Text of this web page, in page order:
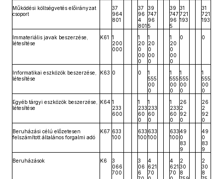
Működési költségvetés előirányzat
csoport
37
964
801
37
96
4
801
39
747
96
5
39
747
96
5
31
721
193
31
721
193
Immateriális javak beszerzése,
létesítése
K61 1
200
000
1
20
0
00
0
1
20
0
00
0
1
20
0
00
0
0 0
Informatikai eszközök beszerzése,
létesítése
K63 0 0
1
555
00
0
1
555
00
0
1
555
00
0
1
555
00
0
Egyéb tárgyi eszközök beszerzése,
létesítése
K64 1
233
600
1
233
60
0
1
233
60
0
1
233
60
0
26
2
92
0
26
2
92
0
Beruházási célú előzetesen
felszámított általános forgalmi adó
K67 633
100
633
100
633
100
633
100
49
0
83
9
49
0
83
9
Beruházások
K6
3
066
700
3
06
6
4
621
70
4
621
70
2
30
8
2
30
8